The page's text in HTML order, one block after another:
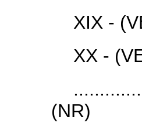
XIX -
XX -
(NR)